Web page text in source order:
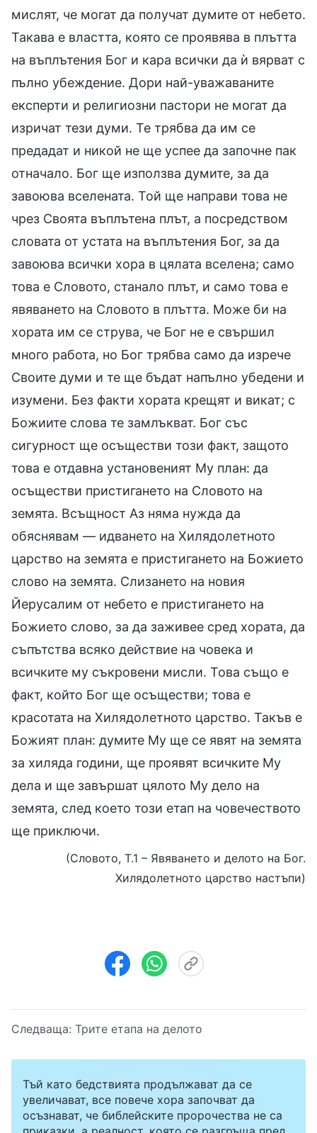
мислят, че могат да получат думите от небето.
Такава е властта, която се проявява в плътта
на въплътения Бог и кара всички да ѝ вярват с
пълно убеждение. Дори най-уважаваните
експерти и религиозни пастори не могат да
изричат тези думи. Те трябва да им се
предадат и никой не ще успее да започне пак
отначало. Бог ще използва думите, за да
завоюва вселената. Той ще направи това не
чрез Своята въплътена плът, а посредством
словата от устата на въплътения Бог, за да
завоюва всички хора в цялата вселена; само
това е Словото, станало плът, и само това е
явяването на Словото в плътта. Може би на
хората им се струва, че Бог не е свършил
много работа, но Бог трябва само да изрече
Своите думи и те ще бъдат напълно убедени и
изумени. Без факти хората крещят и викат; с
Божиите слова те замлъкват. Бог със
сигурност ще осъществи този факт, защото
това е отдавна установеният Му план: да
осъществи пристигането на Словото на
земята. Всъщност Аз няма нужда да
обяснявам — идването на Хилядолетното
царство на земята е пристигането на Божието
слово на земята. Слизането на новия
Йерусалим от небето е пристигането на
Божието слово, за да заживее сред хората, да
съпътства всяко действие на човека и
всичките му съкровени мисли. Това също е
факт, който Бог ще осъществи; това е
красотата на Хилядолетното царство. Такъв е
Божият план: думите Му ще се явят на земята
за хиляда години, ще проявят всичките Му
дела и ще завършат цялото Му дело на
земята, след което този етап на човечеството
ще приключи.
(Словото, Т.1 – Явяването и делото на Бог.
Хилядолетното царство настъпи)
Следваща: Трите етапа на делото
Тъй като бедствията продължават да се
увеличават, все повече хора започват да
осъзнават, че библейските пророчества не са